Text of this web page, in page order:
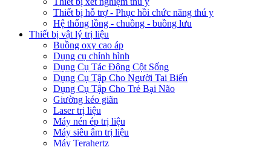
Thiết bị hỗ trợ - Phục hồi chức năng thú y
Hệ thống lồng - chuồng - buồng lưu
Thiết bị vật lý trị liệu
Buồng oxy cao áp
Dụng cụ chỉnh hình
Dụng Cụ Tác Động Cột Sống
Dụng Cụ Tập Cho Người Tai Biến
Dụng Cụ Tập Cho Trẻ Bại Não
Giường kéo giãn
Laser trị liệu
Máy nén ép trị liệu
Máy siêu âm trị liệu
Máy Terahertz